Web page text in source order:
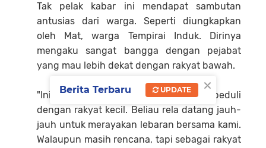
Tak pelak kabar ini mendapat sambutan
antusias dari warga. Seperti diungkapkan
oleh Mat, warga Tempirai Induk. Dirinya
mengaku sangat bangga dengan pejabat
yang mau lebih dekat dengan rakyat bawah.
"Ini bukti jika Pak Iwan memang peduli
dengan rakyat kecil. Beliau rela datang jauh-
jauh untuk merayakan lebaran bersama kami.
Walaupun masih rencana, tapi sebagai rakyat
×
Berita Terbaru UPDATE